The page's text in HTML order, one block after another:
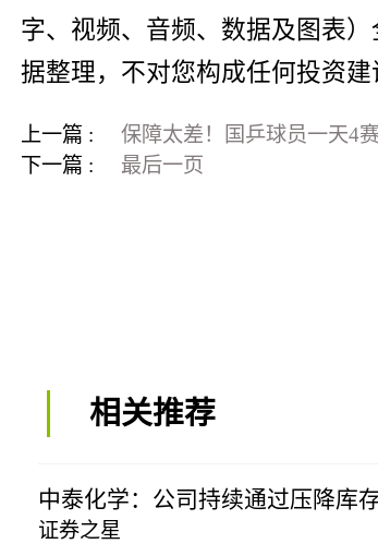
字、视频、音频、数据及图表
据整理，不对您构成任何投资建
上一篇 :
保障太差！国乒球员一天4
下一篇 :
最后一页
相关推荐
中泰化学：公司持续通过压降库
证券之星